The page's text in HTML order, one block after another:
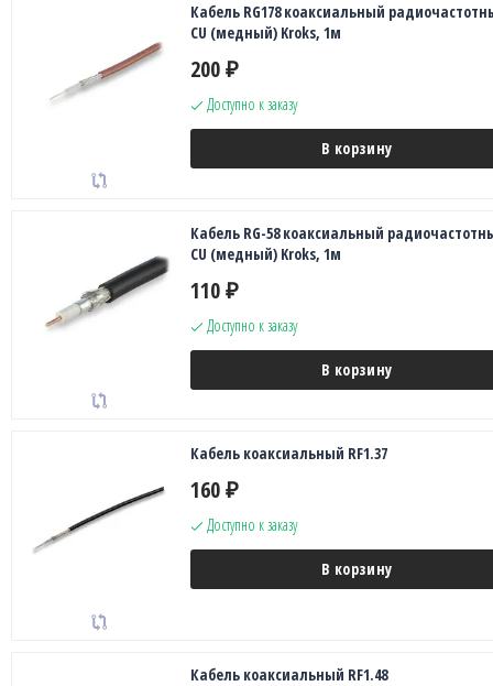
Кабель RG178 коаксиальный
CU (медный) Kroks, 1м
200 ₽
Доступно к заказу
В корзину
Кабель RG-58 коаксиальный
CU (медный) Kroks, 1м
110 ₽
Доступно к заказу
В корзину
Кабель коаксиальный RF1.37
160 ₽
Доступно к заказу
В корзину
Кабель коаксиальный RF1.48